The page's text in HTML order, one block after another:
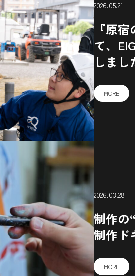
2026.05.21
『原
て、
しまし
MORE
2026.03.28
制作の
制作ド
MORE